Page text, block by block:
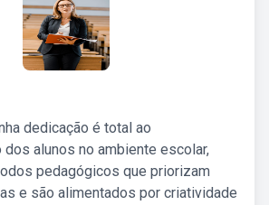
dedicação é total ao
alunos no ambiente escolar,
pedagógicos que priorizam
e são alimentados por criatividade